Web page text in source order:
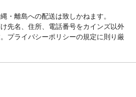
・離島への配送は致しかねます。
先名、住所、電話番号をカインズ以外
プライバシーポリシーの規定に則り厳